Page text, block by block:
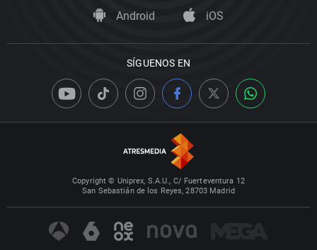
Android iOS
SÍGUENOS EN
Copyright © Uniprex, S.A.U., C/ Fuerteventura 12
San Sebastián de los Reyes, 28703 Madrid